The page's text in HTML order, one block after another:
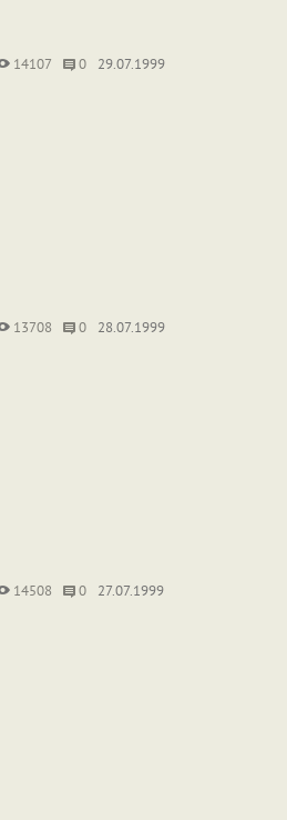
14107 0 29.07.1999
13708 0 28.07.1999
14508 0 27.07.1999